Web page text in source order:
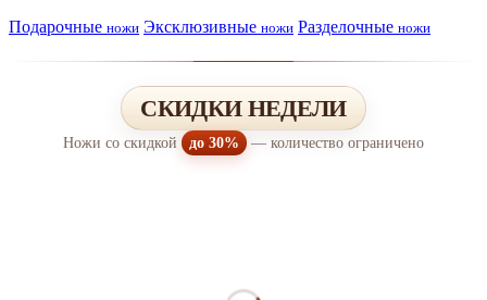
Подарочные ножи Эксклюзивные ножи Разделочные ножи
СКИДКИ НЕДЕЛИ
Ножи со скидкой до 30% — количество ограничено